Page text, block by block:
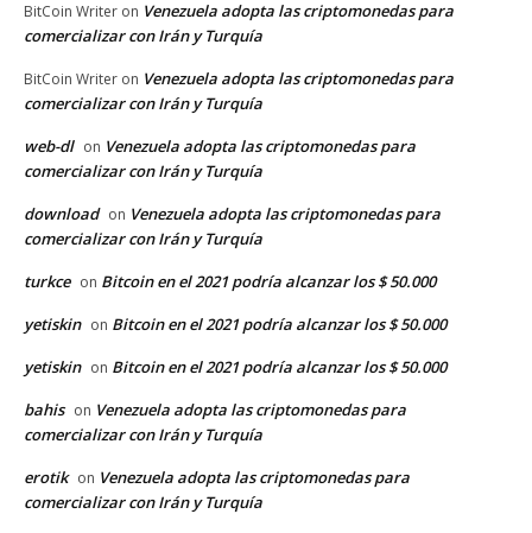
BitCoin Writer on Venezuela adopta las criptomonedas para
comercializar con Irán y Turquía
BitCoin Writer on Venezuela adopta las criptomonedas para
comercializar con Irán y Turquía
web-dl on Venezuela adopta las criptomonedas para
comercializar con Irán y Turquía
download on Venezuela adopta las criptomonedas para
comercializar con Irán y Turquía
turkce on Bitcoin en el 2021 podría alcanzar los $ 50.000
yetiskin on Bitcoin en el 2021 podría alcanzar los $ 50.000
yetiskin on Bitcoin en el 2021 podría alcanzar los $ 50.000
bahis on Venezuela adopta las criptomonedas para
comercializar con Irán y Turquía
erotik on Venezuela adopta las criptomonedas para
comercializar con Irán y Turquía